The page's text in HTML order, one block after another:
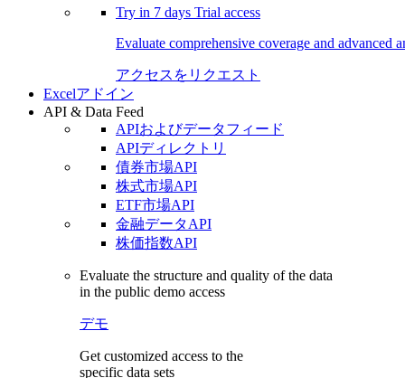
Try in 7 days Trial access
Evaluate comprehensive coverage and advanced
アクセスをリクエスト
Excelアドイン
API & Data Feed
APIおよびデータフィード
APIディレクトリ
債券市場API
株式市場API
ETF市場API
金融データAPI
株価指数API
Evaluate the structure and quality of the data
in the public demo access
デモ
Get customized access to the
specific data sets